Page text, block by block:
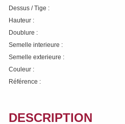
Dessus / Tige :
Hauteur :
Doublure :
Semelle interieure :
Semelle exterieure :
Couleur :
Référence :
DESCRIPTION